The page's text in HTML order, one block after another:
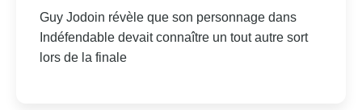
Guy Jodoin révèle que son personnage dans
Indéfendable devait connaître un tout autre sort
lors de la finale